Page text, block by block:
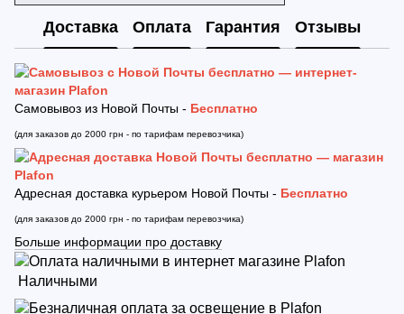
Доставка Оплата Гарантия Отзывы
Самовывоз из Новой Почты - Бесплатно
(для заказов до 2000 грн - по тарифам перевозчика)
Адресная доставка курьером Новой Почты - Бесплатно
(для заказов до 2000 грн - по тарифам перевозчика)
Больше информации про доставку
Наличными